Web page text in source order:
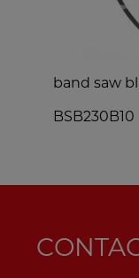
band saw
BSB230B10